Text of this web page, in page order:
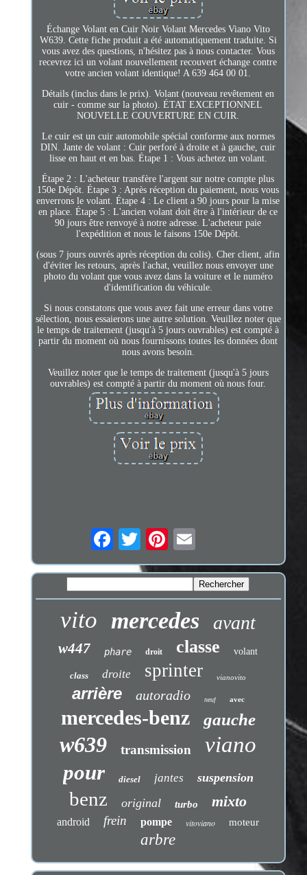
Échange Volant en Cuir Noir Volant Mercedes Viano Vito
W639. Cette fiche produit a été automatiquement traduite. Si
vous avez des questions, n'hésitez pas à nous contacter. Vous
recevrez ici un volant nouvellement recouvert échange contre
votre ancien volant identique! A 639 464 00 01.
Détails (inclus dans le prix). Volant (nouveau revêtement en
cuir - comme sur la photo). ÉTAT EXCEPTIONNEL
NOUVELLE COUVERTURE EN CUIR.
Le cuir est un cuir automobile spécial conforme aux normes
DIN. Jante de volant : Cuir perforé à droite et à gauche, cuir
lisse en haut et en bas. Étape 1 : Vous achetez un volant.
Étape 2 : L'acheteur transfère l'argent sur notre compte plus
150e Dépôt. Étape 3 : Après réception du paiement, nous vous
enverrons le volant. Étape 4 : Le client a 90 jours pour la mise
en place. Étape 5 : L'ancien volant doit être à l'intérieur de ce
90 jours être renvoyé à notre adresse. L'acheteur paie
l'expédition et nous le faisons 150e Dépôt.
(sous 7 jours ouvrés après réception du colis). Cher client, afin
d'éviter les retours, après l'achat, veuillez nous envoyer une
photo du volant que vous avez dans la voiture et le numéro
d'identification du véhicule.
Si nous constatons que vous avez fait une erreur dans votre
sélection, nous essaierons une autre solution. Veuillez noter que
le temps de traitement (jusqu'à 5 jours ouvrables) est compté à
partir du moment où nous fournissons toutes les données dont
nous avons besoin.
Veuillez noter que le temps de traitement (jusqu'à 5 jours
ouvrables) est compté à partir du moment où nous four.
vito mercedes avant
w447 phare droit classe volant
class droite sprinter vianovito
arrière autoradio neuf avec
mercedes-benz gauche
w639 transmission viano
pour diesel jantes suspension
benz original turbo mixto
android frein pompe vitoviano moteur
arbre